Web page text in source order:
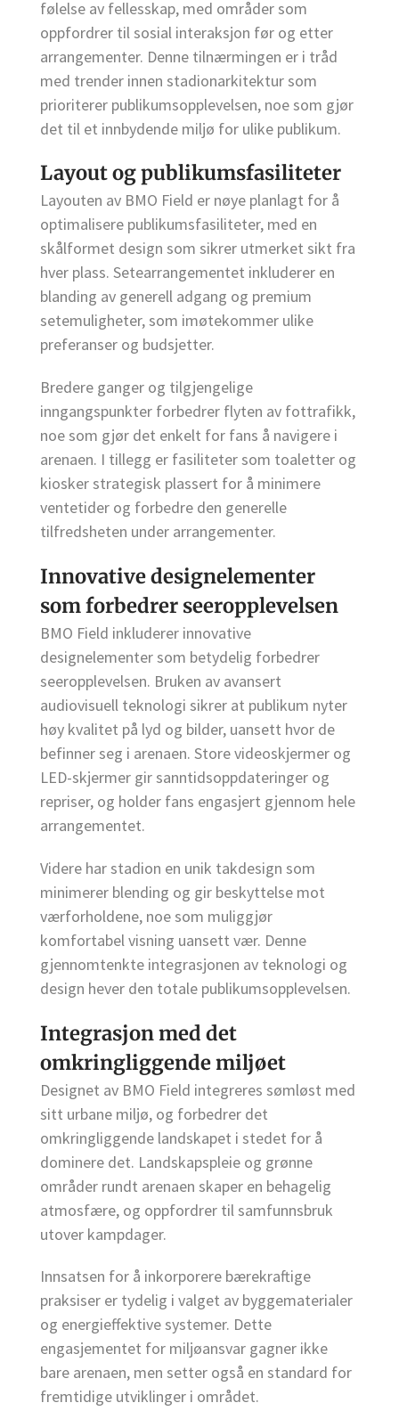
følelse av fellesskap, med områder som
oppfordrer til sosial interaksjon før og etter
arrangementer. Denne tilnærmingen er i tråd
med trender innen stadionarkitektur som
prioriterer publikumsopplevelsen, noe som gjør
det til et innbydende miljø for ulike publikum.
Layout og publikumsfasiliteter
Layouten av BMO Field er nøye planlagt for å
optimalisere publikumsfasiliteter, med en
skålformet design som sikrer utmerket sikt fra
hver plass. Setearrangementet inkluderer en
blanding av generell adgang og premium
setemuligheter, som imøtekommer ulike
preferanser og budsjetter.
Bredere ganger og tilgjengelige
inngangspunkter forbedrer flyten av fottrafikk,
noe som gjør det enkelt for fans å navigere i
arenaen. I tillegg er fasiliteter som toaletter og
kiosker strategisk plassert for å minimere
ventetider og forbedre den generelle
tilfredsheten under arrangementer.
Innovative designelementer
som forbedrer seeropplevelsen
BMO Field inkluderer innovative
designelementer som betydelig forbedrer
seeropplevelsen. Bruken av avansert
audiovisuell teknologi sikrer at publikum nyter
høy kvalitet på lyd og bilder, uansett hvor de
befinner seg i arenaen. Store videoskjermer og
LED-skjermer gir sanntidsoppdateringer og
repriser, og holder fans engasjert gjennom hele
arrangementet.
Videre har stadion en unik takdesign som
minimerer blending og gir beskyttelse mot
værforholdene, noe som muliggjør
komfortabel visning uansett vær. Denne
gjennomtenkte integrasjonen av teknologi og
design hever den totale publikumsopplevelsen.
Integrasjon med det
omkringliggende miljøet
Designet av BMO Field integreres sømløst med
sitt urbane miljø, og forbedrer det
omkringliggende landskapet i stedet for å
dominere det. Landskapspleie og grønne
områder rundt arenaen skaper en behagelig
atmosfære, og oppfordrer til samfunnsbruk
utover kampdager.
Innsatsen for å inkorporere bærekraftige
praksiser er tydelig i valget av byggematerialer
og energieffektive systemer. Dette
engasjementet for miljøansvar gagner ikke
bare arenaen, men setter også en standard for
fremtidige utviklinger i området.